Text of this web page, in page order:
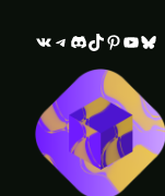
ВКонтакте Telegram Discord TikTok Pinterest YouTube Bluesky